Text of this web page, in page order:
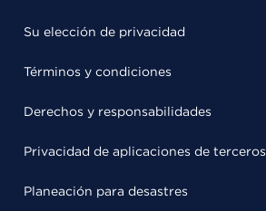
Su elección de privacidad
Términos y condiciones
Derechos y responsabilidades
Privacidad de aplicaciones de terceros
Planeación para desastres